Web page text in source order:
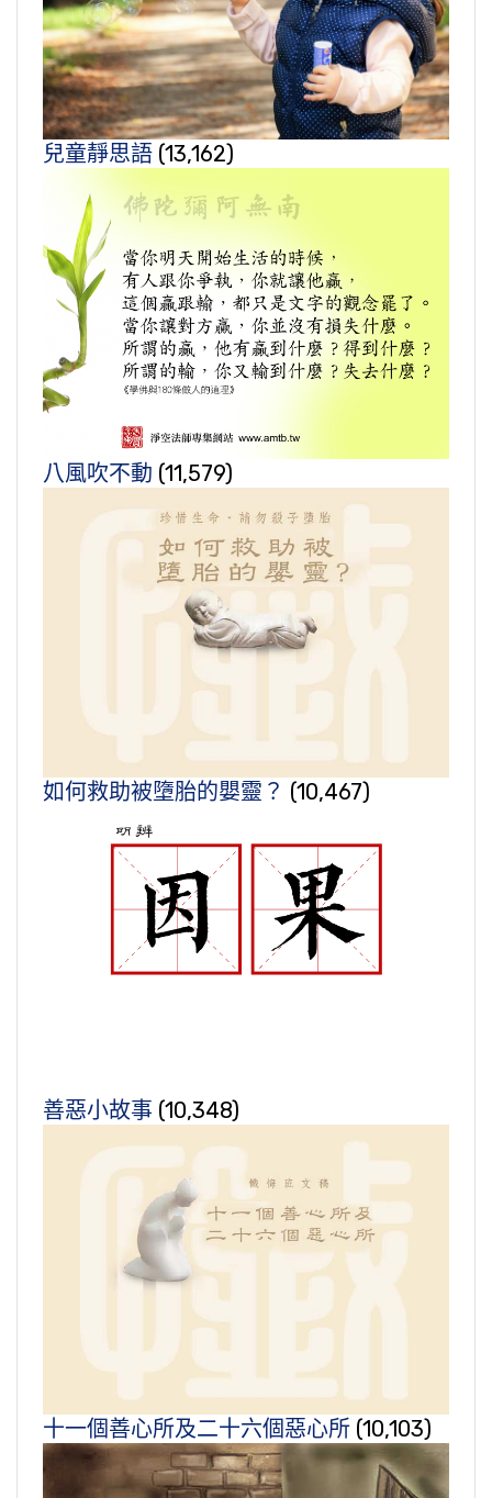
兒童靜思語 (13,162)
八風吹不動 (11,579)
如何救助被墮胎的嬰靈？ (10,467)
善惡小故事 (10,348)
十一個善心所及二十六個惡心所 (10,103)